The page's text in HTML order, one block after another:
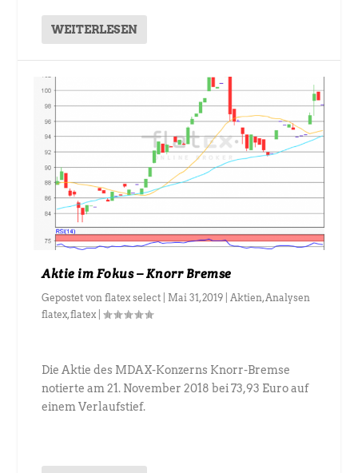
WEITERLESEN
Aktie im Fokus – Knorr Bremse
Gepostet vonflatex select Mai 31, 2019 |Aktien,Analysen
flatex,flatex |
Die Aktie des MDAX-Konzerns Knorr-Bremse
notierte am 21. November 2018 bei 73,93 Euro auf
einem Verlaufstief.